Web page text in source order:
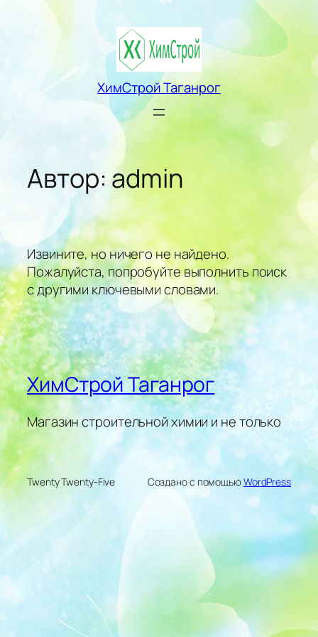
Перейти
ХимСтрой Таганрог
Автор:admin
Извините, но ничего не найдено.
Пожалуйста, попробуйте выполнить поиск
с другими ключевыми словами.
ХимСтрой Таганрог
Магазин строительной химии и не только
Twenty Twenty-Five Создано с помощьюWordPress